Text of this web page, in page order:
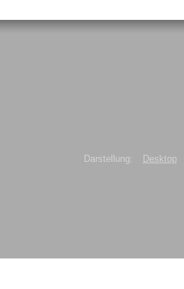
Darstellung: Desktop